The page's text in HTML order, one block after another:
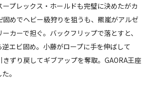
ープレックス・ホールドも完璧に決めたがカ
固めでヘビー級狩りを狙うも、羆嵐がアルゼ
カーで担ぐ。バックフリップで落とすと、
エビ固め。小藤がロープに手を伸ばして
ずり戻してギブアップを奪取。GAORA王座
。